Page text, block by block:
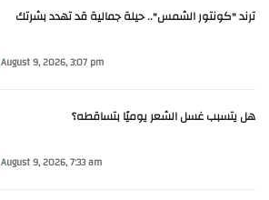
ترند "كونتور الشمس".. حيلة جمالية قد تهدد بشرتك
August 9, 2026, 3:07 pm
هل يتسبب غسل الشعر يوميًا بتساقطه؟
August 9, 2026, 7:33 am